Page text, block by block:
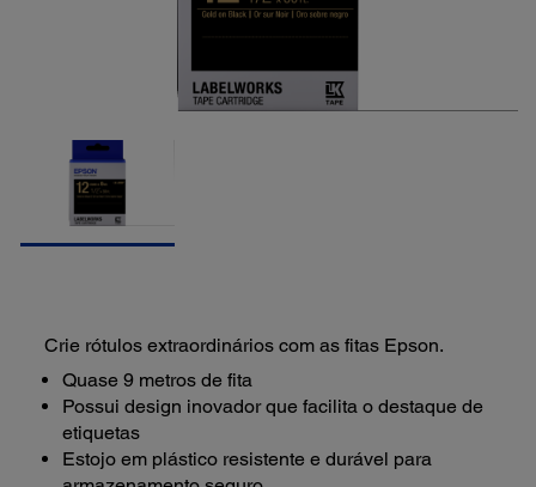
Crie rótulos extraordinários com as fitas Epson.
Quase 9 metros de fita
Possui design inovador que facilita o destaque de
etiquetas
Estojo em plástico resistente e durável para